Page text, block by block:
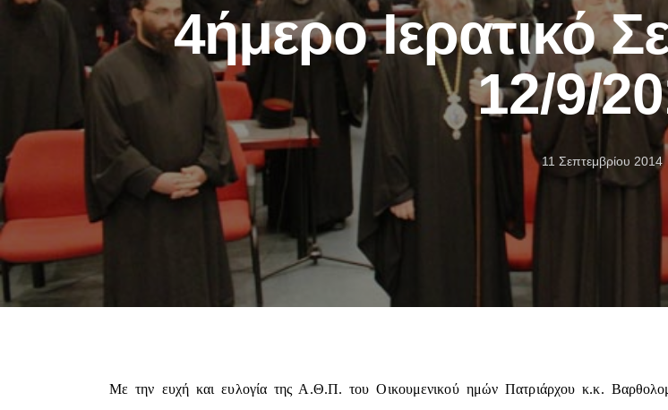
4ήμερο Ιερατικό
12/9/
11 Σεπτεμβρίου 2014
Με την ευχή και ευλογία της Α.Θ.Π. του Οικουμενικού ημών Πατριάρχου κ.κ.